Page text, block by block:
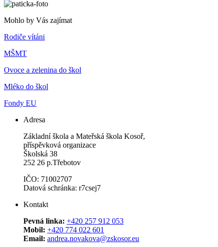
Mohlo by Vás zajímat
Rodiče vítáni
MŠMT
Ovoce a zelenina do škol
Mléko do škol
Fondy EU
Adresa
Základní škola a Mateřská škola Kosoř,
příspěvková organizace
Školská 38
252 26 p.Třebotov
IČO: 71002707
Datová schránka: r7csej7
Kontakt
Pevná linka: +420 257 912 053
Mobil: +420 774 022 601
Email: andrea.novakova@zskosor.eu